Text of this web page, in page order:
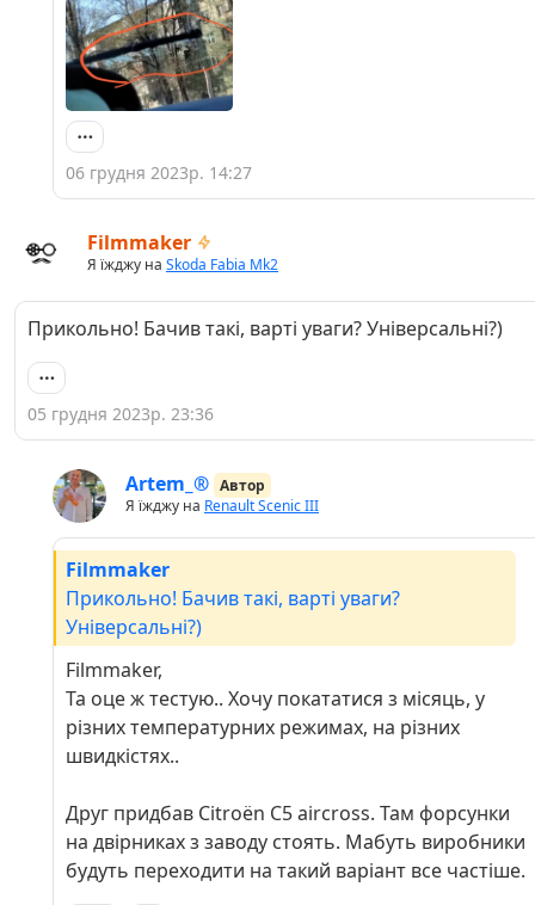
06 грудня 2023р. 14:27
Filmmaker
Я їжджу на Skoda Fabia Mk2
Прикольно! Бачив такі, варті уваги? Універсальні?)
05 грудня 2023р. 23:36
Artem_® Автор
Я їжджу на Renault Scenic III
Filmmaker
Прикольно! Бачив такі, варті уваги?
Універсальні?)
Filmmaker,
Та оце ж тестую.. Хочу покататися з місяць, у
різних температурних режимах, на різних
швидкістях..
Друг придбав Citroën C5 aircross. Там форсунки
на двірниках з заводу стоять. Мабуть виробники
будуть переходити на такий варіант все частіше.